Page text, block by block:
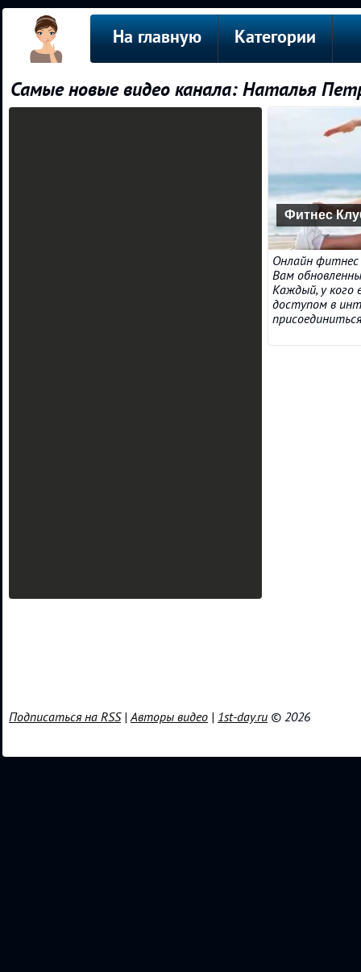
На главную Категории
Самые новые видео канала: Наталья
Фитнес
Онлайн
Вам
Каждый, у кого
доступом в
Подписаться на RSS|Авторы видео | 1st-day.ru © 2026